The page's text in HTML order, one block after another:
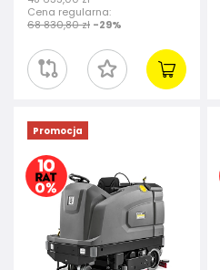
Cena regularna:
68 830,80 zł -29%
Promocja